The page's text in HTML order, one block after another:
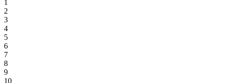
1
2
3
4
5
6
7
8
9
10